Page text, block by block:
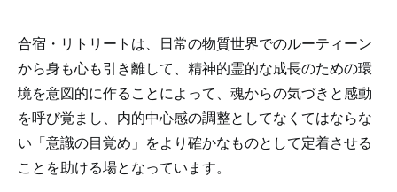
合宿・リトリートは、日常の物質世界でのルーティーン
から身も心も引き離して、精神的霊的な成長のための環
境を意図的に作ることによって、魂からの気づきと感動
を呼び覚まし、内的中心感の調整としてなくてはならな
い「意識の目覚め」をより確かなものとして定着させる
ことを助ける場となっています。